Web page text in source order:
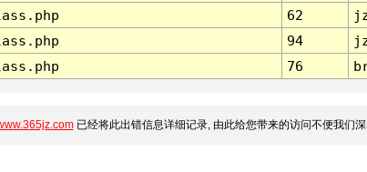
62
94
76
已经将此出错信息详细记录, 由此给您带来的访问不便我们